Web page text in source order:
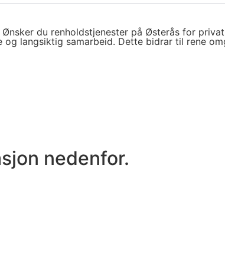
du renholdstjenester på Østerås for
langsiktig samarbeid. Dette bidrar til rene
nedenfor.